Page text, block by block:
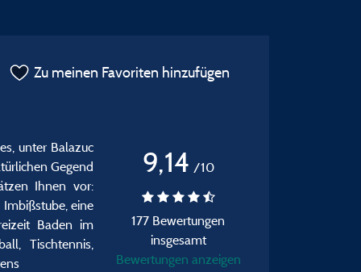
Zu meinen Favoriten hinzufügen
unter Balazuc
Gegend
Ihnen vor:
eine
Baden im
Tischtennis,
9,14 /10
177 Bewertungen
insgesamt
Bewertungen anzeigen